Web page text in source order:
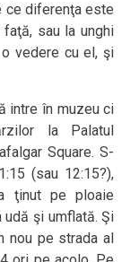
ce diferenţa este
sau la unghi
vedere cu el, şi
intre în muzeu ci
la Palatul
Square. S-
(sau 12:15?),
ţinut pe ploaie
udă şi umflată. Şi
nou pe strada al